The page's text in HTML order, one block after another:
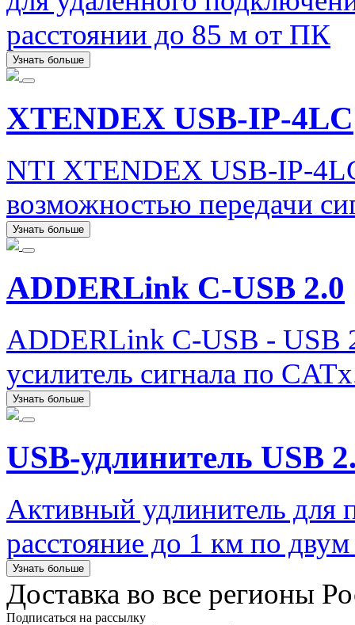
расстоянии до 85 м от ПК
Узнать больше
XTENDEX USB-IP-4LC
NTI XTENDEX USB-IP-
возможностью передачи
Узнать больше
ADDERLink C-USB 2.0
ADDERLink C-USB - USB
усилитель сигнала по
Узнать больше
USB-удлинитель USB
Активный удлинитель для
расстояние до 1 км по
Узнать больше
Доставка во все регионы
Подписаться на рассылку